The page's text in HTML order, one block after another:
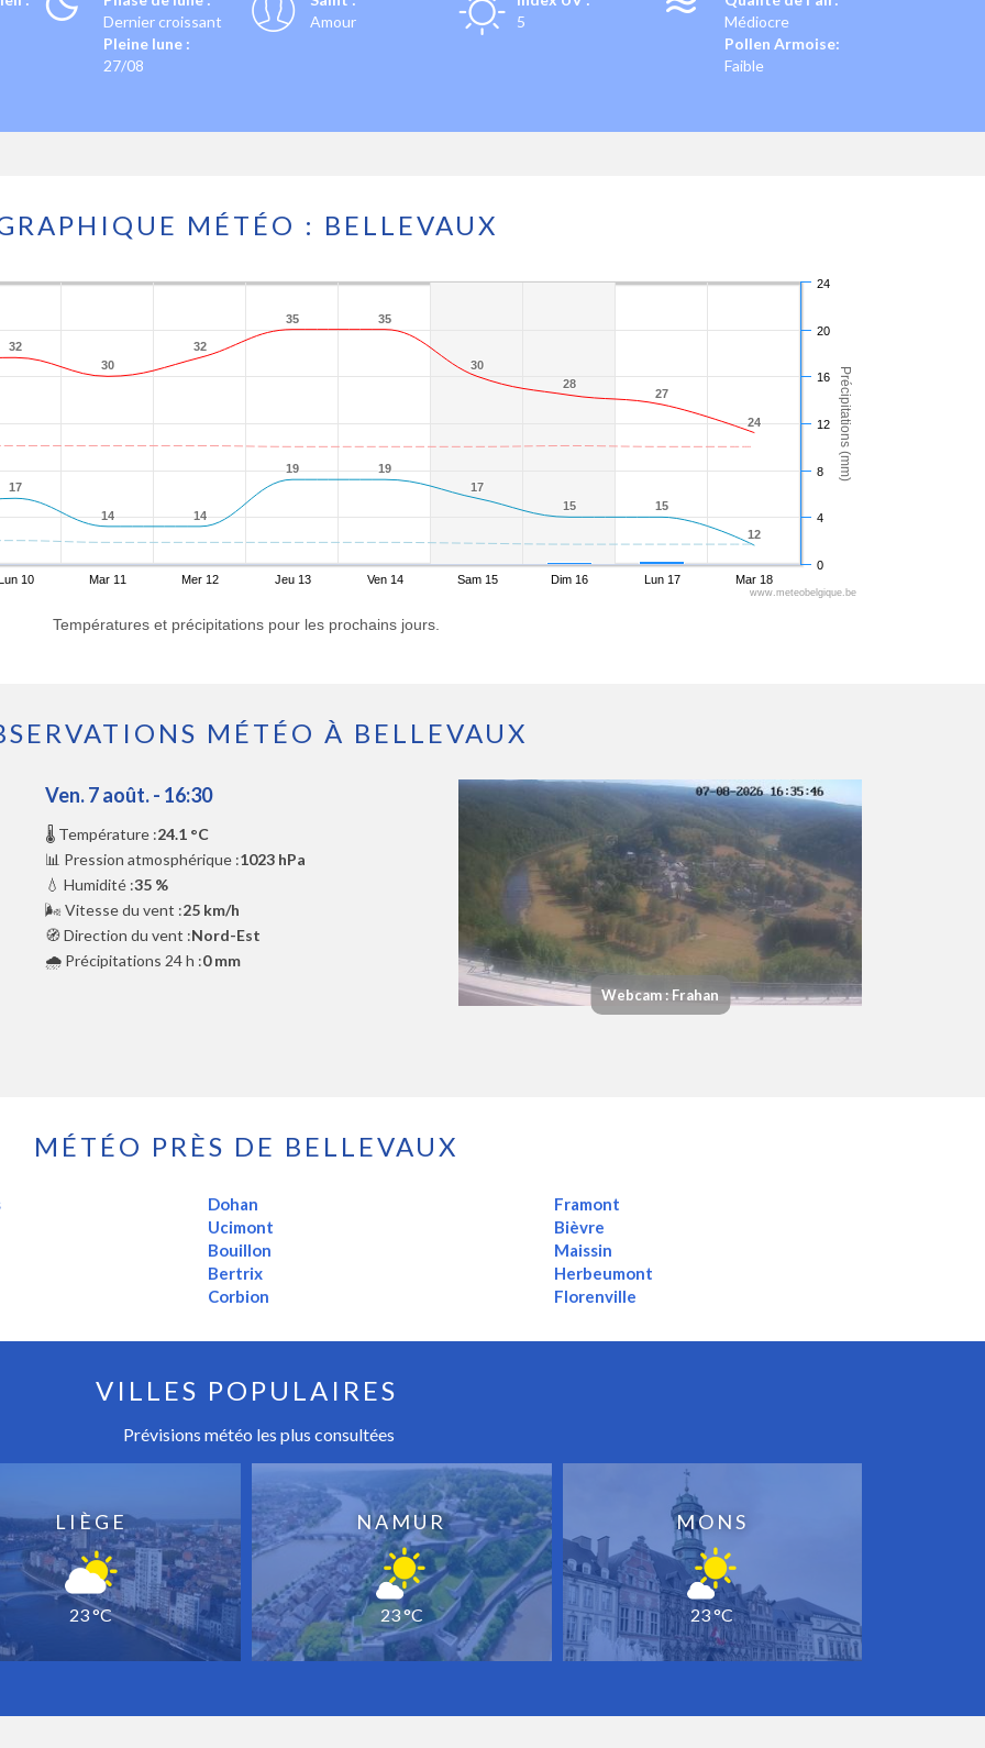
Dernier croissant
Pleine lune :
27/08
Amour
5
Médiocre
Pollen Armoise:
Faible
MÉTÉO : BELLEVAUX
Précipitations (mm)
32
32
30
30
32
32
35
35 35
35
30
30
28
28
27
27
24
24
17
17
14
14 14
14
19
19 19
19
17
17
15
15 15
15
12
12
10 Mar 11 Mer 12 Jeu 13 Ven 14 Sam 15 Dim 16 Lun 17 Mar 18
0
4
8
12
16
20
24
www.meteobelgique.be
Températures et précipitations pour les prochains jours.
MÉTÉO À BELLEVAUX
Ven. 7 août. - 16:30
🌡️ Température :24.1 °C
📊 Pression atmosphérique :1023 hPa
💧 Humidité :35 %
🌬️ Vitesse du vent :25 km/h
🧭 Direction du vent :Nord-Est
🌧️ Précipitations 24 h :0 mm
Webcam : Frahan
MÉTÉO PRÈS DE BELLEVAUX
Dohan
Ucimont
Bouillon
Bertrix
Corbion
Framont
Bièvre
Maissin
Herbeumont
Florenville
VILLES POPULAIRES
Prévisions météo les plus consultées
LIÈGE
23 °C
NAMUR
23 °C
MONS
23 °C